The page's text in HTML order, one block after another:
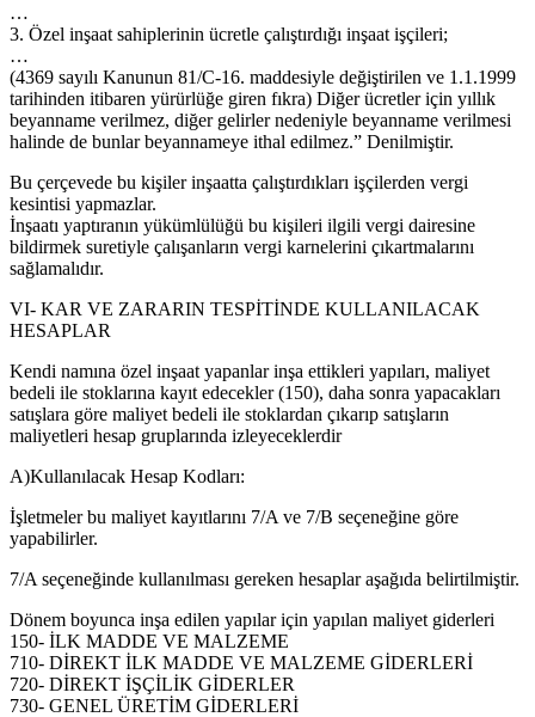
…
3. Özel inşaat sahiplerinin ücretle çalıştırdığı inşaat işçileri;
…
(4369 sayılı Kanunun 81/C-16. maddesiyle değiştirilen ve 1.1.1999
tarihinden itibaren yürürlüğe giren fıkra) Diğer ücretler için yıllık
beyanname verilmez, diğer gelirler nedeniyle beyanname verilmesi
halinde de bunlar beyannameye ithal edilmez.” Denilmiştir.
Bu çerçevede bu kişiler inşaatta çalıştırdıkları işçilerden vergi
kesintisi yapmazlar.
İnşaatı yaptıranın yükümlülüğü bu kişileri ilgili vergi dairesine
bildirmek suretiyle çalışanların vergi karnelerini çıkartmalarını
sağlamalıdır.
VI- KAR VE ZARARIN TESPİTİNDE KULLANILACAK
HESAPLAR
Kendi namına özel inşaat yapanlar inşa ettikleri yapıları, maliyet
bedeli ile stoklarına kayıt edecekler (150), daha sonra yapacakları
satışlara göre maliyet bedeli ile stoklardan çıkarıp satışların
maliyetleri hesap gruplarında izleyeceklerdir
A)Kullanılacak Hesap Kodları:
İşletmeler bu maliyet kayıtlarını 7/A ve 7/B seçeneğine göre
yapabilirler.
7/A seçeneğinde kullanılması gereken hesaplar aşağıda belirtilmiştir.
Dönem boyunca inşa edilen yapılar için yapılan maliyet giderleri
150- İLK MADDE VE MALZEME
710- DİREKT İLK MADDE VE MALZEME GİDERLERİ
720- DİREKT İŞÇİLİK GİDERLER
730- GENEL ÜRETİM GİDERLERİ